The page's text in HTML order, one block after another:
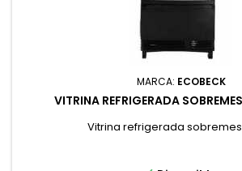
MARCA: ECOBECK
VITRINA REFRIGERADA
Vitrina refrigerada